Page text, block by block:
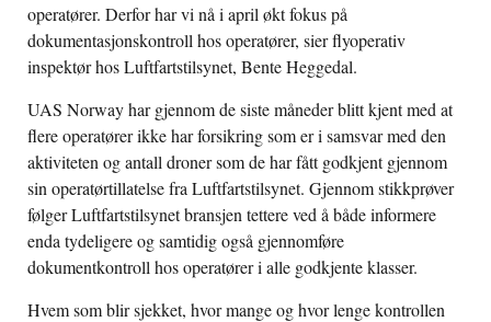
operatører. Derfor har vi nå i april økt fokus på
dokumentasjonskontroll hos operatører, sier flyoperativ
inspektør hos Luftfartstilsynet, Bente Heggedal.
UAS Norway har gjennom de siste måneder blitt kjent med at
flere operatører ikke har forsikring som er i samsvar med den
aktiviteten og antall droner som de har fått godkjent gjennom
sin operatørtillatelse fra Luftfartstilsynet. Gjennom stikkprøver
følger Luftfartstilsynet bransjen tettere ved å både informere
enda tydeligere og samtidig også gjennomføre
dokumentkontroll hos operatører i alle godkjente klasser.
Hvem som blir sjekket, hvor mange og hvor lenge kontrollen